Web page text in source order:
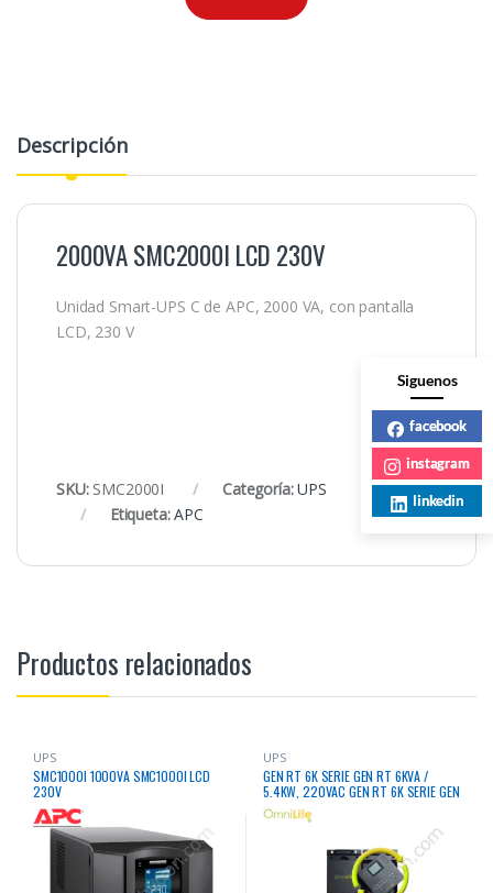
Descripción
2000VA SMC2000I LCD 230V
Unidad Smart-UPS C de APC, 2000 VA, con pantalla
LCD, 230 V
SKU: SMC2000I Categoría:UPS
Etiqueta:APC
Productos relacionados
UPS
SMC1000I 1000VA SMC1000I LCD
230V
UPS
GEN RT 6K SERIE GEN RT 6KVA /
5.4KW, 220VAC GEN RT 6K SERIE GEN
RT
Siguenos
facebook
instagram
linkedin